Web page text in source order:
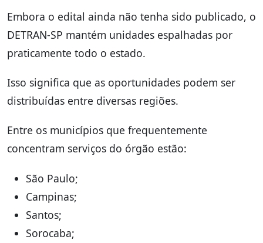
Embora o edital ainda não tenha sido publicado, o
DETRAN-SP mantém unidades espalhadas por
praticamente todo o estado.
Isso significa que as oportunidades podem ser
distribuídas entre diversas regiões.
Entre os municípios que frequentemente
concentram serviços do órgão estão:
São Paulo;
Campinas;
Santos;
Sorocaba;